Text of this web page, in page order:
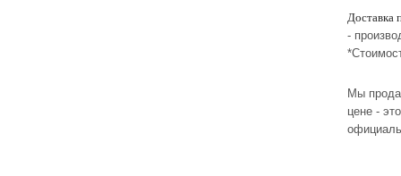
Доставка
-
Мы
цене -